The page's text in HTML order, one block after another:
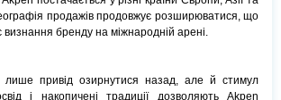
продажів продовжує розширюватися, що
бренду на міжнародній арені.
привід озирнутися назад, але й стимул
і накопичені традиції дозволяють Akpen